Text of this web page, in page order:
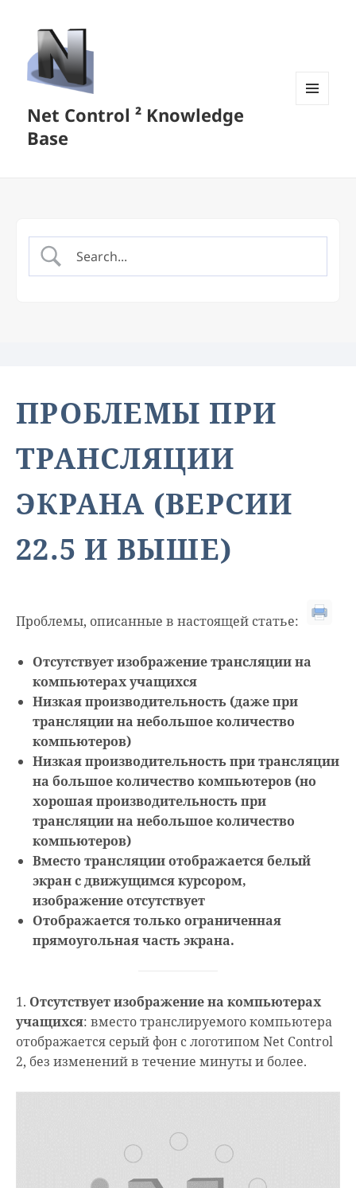
Net Control ² Knowledge
Base
ПРОБЛЕМЫ ПРИ
ТРАНСЛЯЦИИ
ЭКРАНА (ВЕРСИИ
22.5 И ВЫШЕ)
Проблемы, описанные в настоящей статье:
Отсутствует изображение трансляции на
компьютерах учащихся
Низкая производительность (даже при
трансляции на небольшое количество
компьютеров)
Низкая производительность при трансляции
на большое количество компьютеров (но
хорошая производительность при
трансляции на небольшое количество
компьютеров)
Вместо трансляции отображается белый
экран с движущимся курсором,
изображение отсутствует
Отображается только ограниченная
прямоугольная часть экрана.
1. Отсутствует изображение на компьютерах
учащихся: вместо транслируемого компьютера
отображается серый фон с логотипом Net Control
2, без изменений в течение минуты и более.